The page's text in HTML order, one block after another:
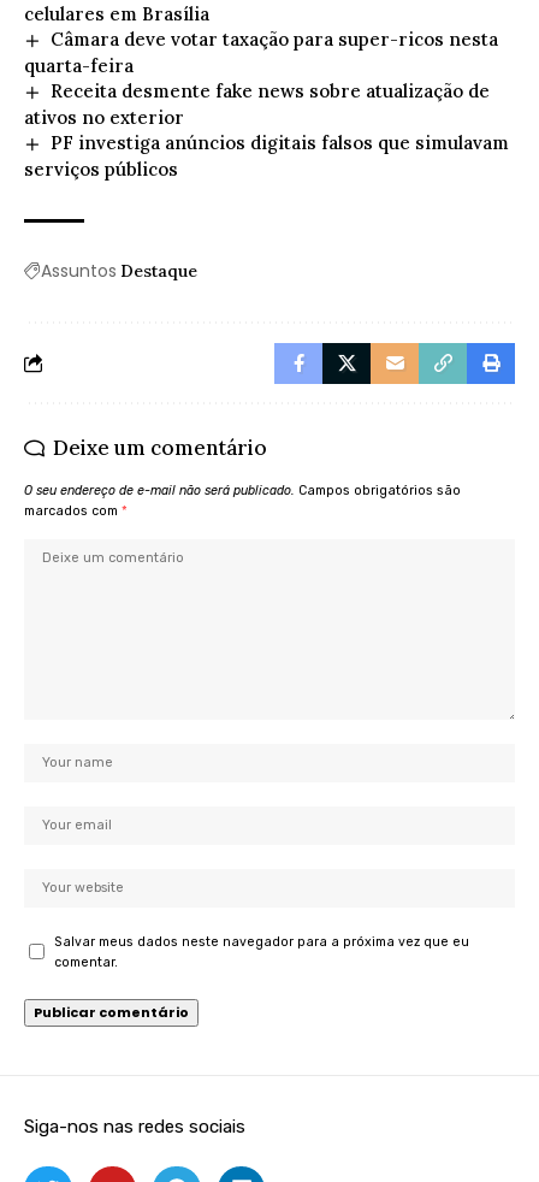
celulares em Brasília
Câmara deve votar taxação para super-ricos nesta
quarta-feira
Receita desmente fake news sobre atualização de
ativos no exterior
PF investiga anúncios digitais falsos que simulavam
serviços públicos
Assuntos Destaque
Deixe um comentário
O seu endereço de e-mail não será publicado. Campos obrigatórios são
marcados com *
Salvar meus dados neste navegador para a próxima vez que eu
comentar.
Siga-nos nas redes sociais